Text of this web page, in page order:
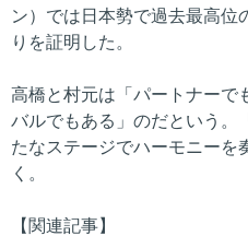
ン）では日本勢で過去最高位
りを証明した。
高橋と村元は「パートナーで
バルでもある」のだという。
たなステージでハーモニーを
く。
【関連記事】